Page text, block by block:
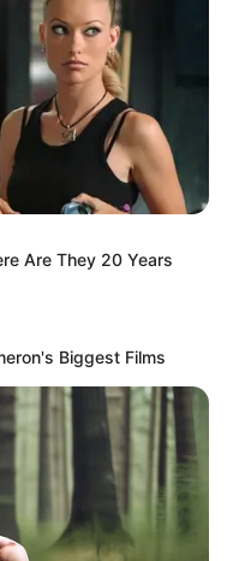
Are They 20 Years
Biggest Films